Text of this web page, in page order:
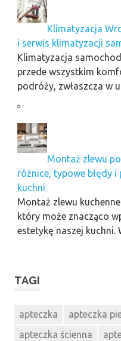
Klimatyzacja
i serwis klimatyzacji
Klimatyzacja
przede wszystkim
podróży, zwłaszcza w
Montaż zlewu
różnice, typowe błędy
kuchni
Montaż zlewu
który może znacząco
estetykę naszej
TAGI
apteczka
apteczka
apteczka ścienna